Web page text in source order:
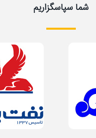
شما سپاسگزاریم